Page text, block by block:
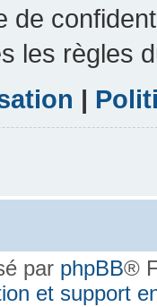
de
les règles
|
par phpBB®
et support